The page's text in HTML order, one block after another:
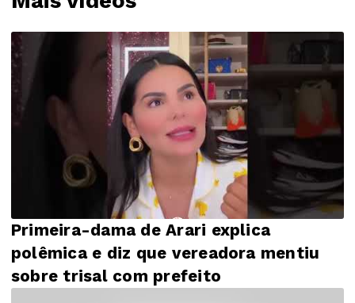
Primeira-dama de Arari explica
polêmica e diz que vereadora mentiu
sobre trisal com prefeito